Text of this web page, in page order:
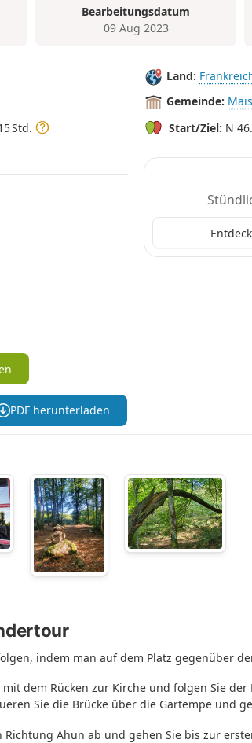
Bearbeitungsdatum
09 Aug 2023
Std.
Land:
Gemeinde:
Start/Ziel: N
PDF herunterladen
indem man auf dem Platz gegenüber
dem Rücken zur Kirche und folgen Sie der
Sie die Brücke über die Gartempe und
Richtung Ahun ab und gehen Sie bis zur